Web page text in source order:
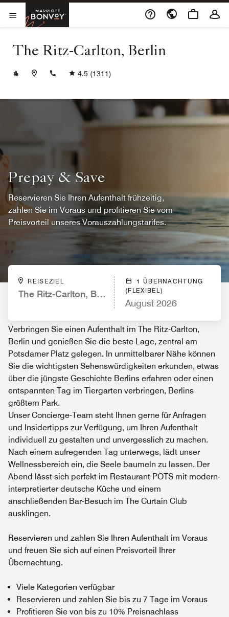
Skip to Content
Menu öffnen
Marriott Bonvoy
The Ritz-Carlton, Berlin
+4930337777
4.5 (1311)
Prepay & Save
Reservieren Sie Ihren Aufenthalt frühzeitig,
zahlen Sie im Voraus und profitieren Sie vom
Preisvorteil unseres Vorauszahlungstarifes.
REISEZIEL
The Ritz-Carlton, Berlin
1 ÜBERNACHTUNG
(FLEXIBEL)
August 2026
Verbringen Sie einen Aufenthalt im The Ritz-Carlton,
Berlin und genießen Sie die beste Lage, zentral am
Potsdamer Platz gelegen. In unmittelbarer Nähe können
Sie die wichtigsten Sehenswürdigkeiten erkunden, etwas
über die jüngste Geschichte Berlins erfahren oder einen
entspannten Tag im Tiergarten verbringen, Berlins
größtem Park.
Unser Concierge-Team steht Ihnen gerne für Anfragen
und Insidertipps zur Verfügung, um Ihren Aufenthalt
individuell zu gestalten und unvergesslich zu machen.
Nach einem aufregenden Tag unterwegs, lädt unser
Wellnessbereich ein, die Seele baumeln zu lassen. Der
Abend lässt sich perfekt im Restaurant POTS mit modern-
interpretierter deutsche Küche und einem
anschließenden Bar-Besuch im The Curtain Club
ausklingen.
Reservieren und zahlen Sie Ihren Aufenthalt im Voraus
und freuen Sie sich auf einen Preisvorteil Ihrer
Übernachtung.
Viele Kategorien verfügbar
Reservieren und zahlen Sie bis zu 7 Tage im Voraus
Profitieren Sie von bis zu 10% Preisnachlass